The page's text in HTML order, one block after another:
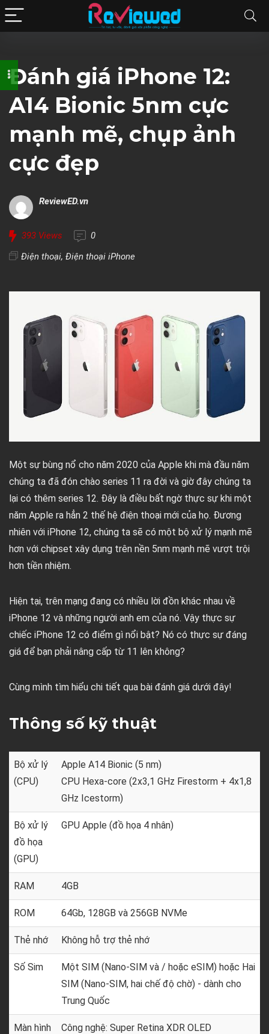
Đánh giá iPhone 12:
A14 Bionic 5nm cực
mạnh mẽ, chụp ảnh
cực đẹp
ReviewED.vn
393 Views
0
Điện thoại, Điện thoại iPhone
Một sự bùng nổ cho năm 2020 của Apple khi mà đầu năm
chúng ta đã đón chào series 11 ra đời và giờ đây chúng ta
lại có thêm series 12. Đây là điều bất ngờ thực sự khi một
năm Apple ra hẳn 2 thế hệ điện thoại mới của họ. Đương
nhiên với iPhone 12, chúng ta sẽ có một bộ xử lý mạnh mẽ
hơn với chipset xây dụng trên nền 5nm mạnh mẽ vượt trội
hơn tiền nhiệm.
Hiện tại, trên mạng đang có nhiều lời đồn khác nhau về
iPhone 12 và những người anh em của nó. Vậy thực sự
chiếc iPhone 12 có điểm gì nổi bật? Nó có thực sự đáng
giá để bạn phải nâng cấp từ 11 lên không?
Cùng mình tìm hiểu chi tiết qua bài đánh giá dưới đây!
Thông số kỹ thuật
Bộ xử lý
(CPU)
Apple A14 Bionic (5 nm)
CPU Hexa-core (2x3,1 GHz Firestorm + 4x1,8
GHz Icestorm)
Bộ xử lý
đồ họa
(GPU)
GPU Apple (đồ họa 4 nhân)
RAM 4GB
ROM 64Gb, 128GB và 256GB NVMe
Thẻ nhớ Không hỗ trợ thẻ nhớ
Số Sim
Một SIM (Nano-SIM và / hoặc eSIM) hoặc Hai
SIM (Nano-SIM, hai chế độ chờ) - dành cho
Trung Quốc
Màn hình
Công nghệ: Super Retina XDR OLED